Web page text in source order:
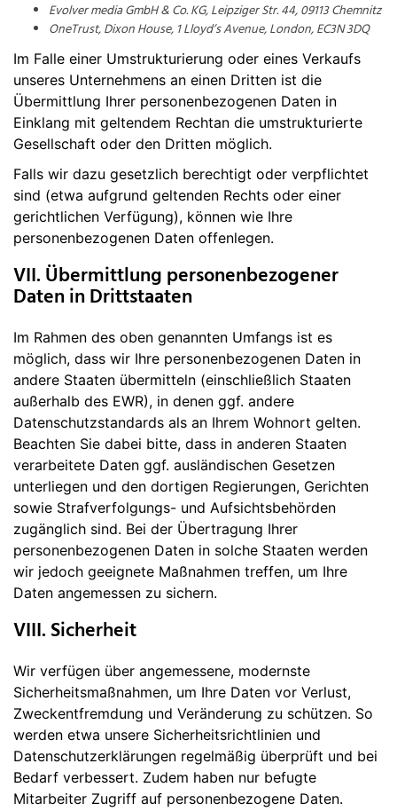
Evolver media GmbH & Co. KG, Leipziger Str. 44, 09113 Chemnitz
OneTrust, Dixon House, 1 Lloyd’s Avenue, London, EC3N 3DQ
Im Falle einer Umstrukturierung oder eines Verkaufs
unseres Unternehmens an einen Dritten ist die
Übermittlung Ihrer personenbezogenen Daten in
Einklang mit geltendem Rechtan die umstrukturierte
Gesellschaft oder den Dritten möglich.
Falls wir dazu gesetzlich berechtigt oder verpflichtet
sind (etwa aufgrund geltenden Rechts oder einer
gerichtlichen Verfügung), können wie Ihre
personenbezogenen Daten offenlegen.
VII. Übermittlung personenbezogener
Daten in Drittstaaten
Im Rahmen des oben genannten Umfangs ist es
möglich, dass wir Ihre personenbezogenen Daten in
andere Staaten übermitteln (einschließlich Staaten
außerhalb des EWR), in denen ggf. andere
Datenschutzstandards als an Ihrem Wohnort gelten.
Beachten Sie dabei bitte, dass in anderen Staaten
verarbeitete Daten ggf. ausländischen Gesetzen
unterliegen und den dortigen Regierungen, Gerichten
sowie Strafverfolgungs- und Aufsichtsbehörden
zugänglich sind. Bei der Übertragung Ihrer
personenbezogenen Daten in solche Staaten werden
wir jedoch geeignete Maßnahmen treffen, um Ihre
Daten angemessen zu sichern.
VIII. Sicherheit
Wir verfügen über angemessene, modernste
Sicherheitsmaßnahmen, um Ihre Daten vor Verlust,
Zweckentfremdung und Veränderung zu schützen. So
werden etwa unsere Sicherheitsrichtlinien und
Datenschutzerklärungen regelmäßig überprüft und bei
Bedarf verbessert. Zudem haben nur befugte
Mitarbeiter Zugriff auf personenbezogene Daten.